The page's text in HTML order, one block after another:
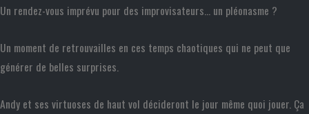
Un rendez-vous imprévu pour des improvisateurs… un pléonasme ?
Un moment de retrouvailles en ces temps chaotiques qui ne peut que
générer de belles surprises.
Andy et ses virtuoses de haut vol décideront le jour même quoi jouer. Ça